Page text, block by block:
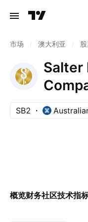
市场 澳大利亚
Salter
SB2
概览财务社区技术指